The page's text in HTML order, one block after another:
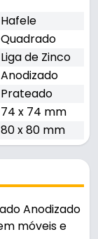
Hafele
Quadrado
Liga de Zinco
Anodizado
Prateado
74 x 74 mm
80 x 80 mm
Anodizado
móveis e